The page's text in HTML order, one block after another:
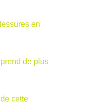
en
de plus
cette